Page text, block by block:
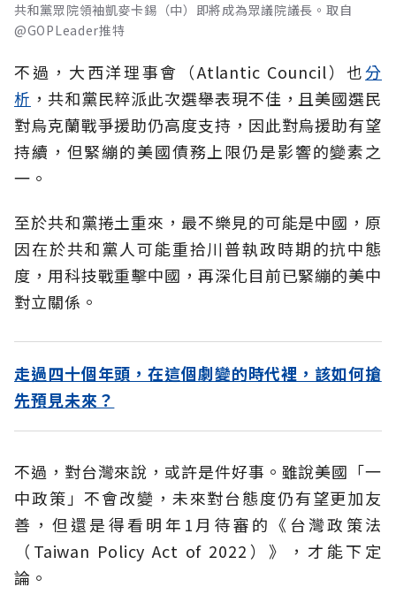
共和黨眾院領袖凱麥卡錫（中）即將成為眾議院議長。取自
@GOPLeader推特
不過，大西洋理事會（Atlantic Council）也分
析 ，共和黨民粹派此次選舉表現不佳，且美國選民
對烏克蘭戰爭援助仍高度支持，因此對烏援助有望
持續，但緊繃的美國債務上限仍是影響的變素之
一。
至於共和黨捲土重來，最不樂見的可能是中國，原
因在於共和黨人可能重拾川普執政時期的抗中態
度，用科技戰重擊中國，再深化目前已緊繃的美中
對立關係。
走過四十個年頭，在這個劇變的時代裡，該如何搶
先預見未來？
不過，對台灣來說，或許是件好事。雖說美國「一
中政策」不會改變，未來對台態度仍有望更加友
善，但還是得看明年1月待審的《台灣政策法
（Taiwan Policy Act of 2022）》，才能下定
論。